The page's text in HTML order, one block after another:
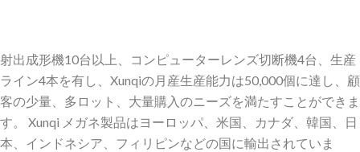
射出成形機10台以上、コンピューターレンズ切断機4台、生産
ライン4本を有し、Xunqiの月産生産能力は50,000個に達し、顧
客の少量、多ロット、大量購入のニーズを満たすことができま
す。 Xunqi メガネ製品はヨーロッパ、米国、カナダ、韓国、日
本、インドネシア、フィリピンなどの国に輸出されていま